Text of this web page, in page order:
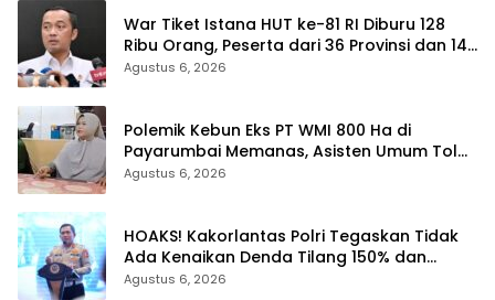
War Tiket Istana HUT ke-81 RI Diburu 128
Ribu Orang, Peserta dari 36 Provinsi dan 14
Negara
Agustus 6, 2026
Polemik Kebun Eks PT WMI 800 Ha di
Payarumbai Memanas, Asisten Umum Tolak
Dikelola Agrinas dan Tantang Presiden
Agustus 6, 2026
HOAKS! Kakorlantas Polri Tegaskan Tidak
Ada Kenaikan Denda Tilang 150% dan
Tilang Manual Menyeluruh
Agustus 6, 2026